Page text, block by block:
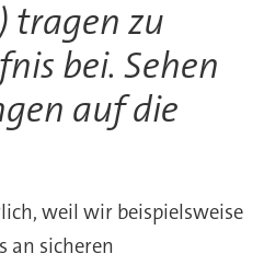
tragen zu
bei. Sehen
auf die
weil wir beispielsweise
an sicheren